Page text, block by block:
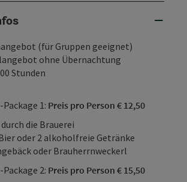
(für Gruppen geeignet)
ohne Übernachtung
Stunden
1: Preis pro Person € 12,50
die Brauerei
oder 2 alkoholfreie Getränke
oder Brauherrnweckerl
2: Preis pro Person € 15,50